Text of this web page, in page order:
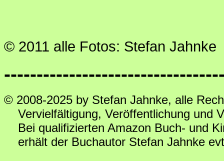
© 2011 alle Fotos: Stefan Jahnke
© 2008-2025 by Stefan Jahnke, alle
Vervielfältigung, Veröffentlichung und
Bei qualifizierten Amazon Buch- und
erhält der Buchautor Stefan Jahnke